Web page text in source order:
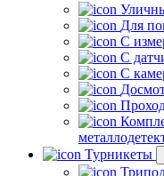
Для
С
С
С
Турникеты